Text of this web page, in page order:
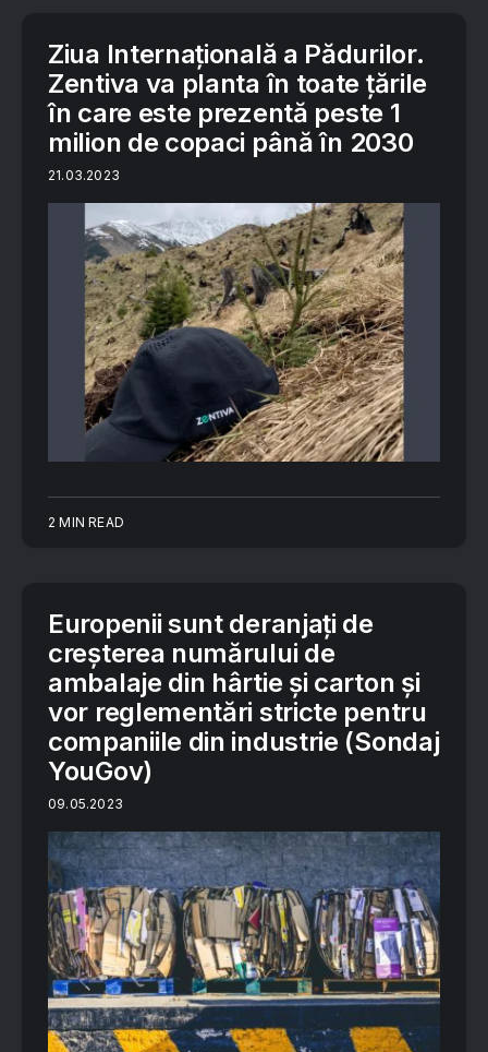
Ziua Internațională a Pădurilor.
Zentiva va planta în toate țările
în care este prezentă peste 1
milion de copaci până în 2030
21.03.2023
2 MIN READ
Europenii sunt deranjați de
creșterea numărului de
ambalaje din hârtie și carton și
vor reglementări stricte pentru
companiile din industrie (Sondaj
YouGov)
09.05.2023